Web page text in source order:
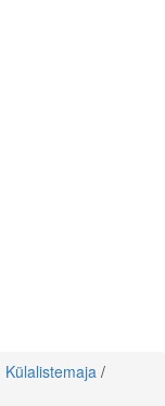
Külalistemaja /